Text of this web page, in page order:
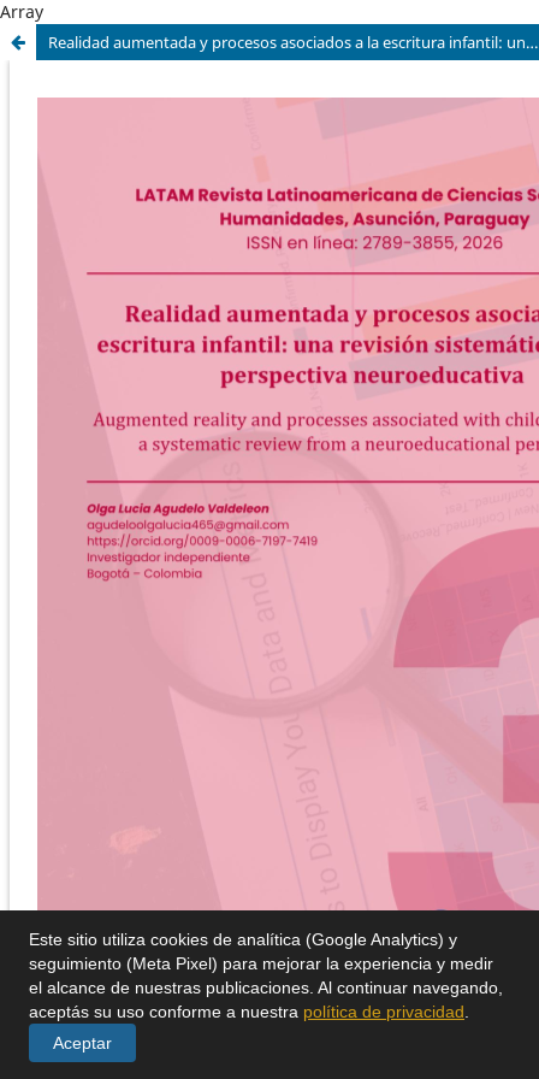
Array
Realidad aumentada y procesos asociados a la escritura infantil: una revisión sistemática desde la perspectiva neuroeducativa
Este sitio utiliza cookies de analítica (Google Analytics) y
seguimiento (Meta Pixel) para mejorar la experiencia y medir
el alcance de nuestras publicaciones. Al continuar navegando,
aceptás su uso conforme a nuestra política de privacidad
Aceptar